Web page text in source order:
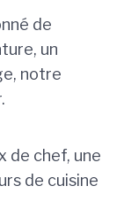
de
un
notre
de chef, une
de cuisine